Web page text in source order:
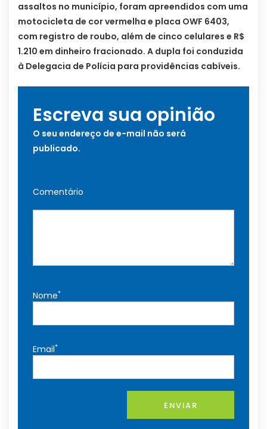
assaltos no município, foram apreendidos com uma
motocicleta de cor vermelha e placa OWF 6403,
com registro de roubo, além de cinco celulares e R$
1.210 em dinheiro fracionado. A dupla foi conduzida
à Delegacia de Polícia para providências cabíveis.
Escreva sua opinião
O seu endereço de e-mail não será
publicado.
Comentário
Nome*
Email*
ENVIAR